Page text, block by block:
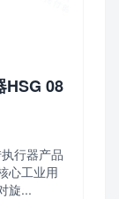
HSG 08
行器产品
心工业用
旋...